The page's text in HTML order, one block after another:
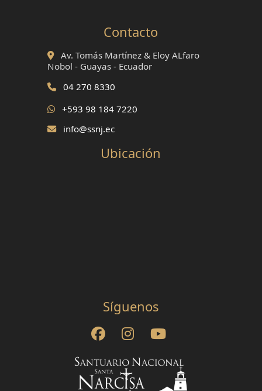
Contacto
Av. Tomás Martínez & Eloy ALfaro
Nobol - Guayas - Ecuador
04 270 8330
+593 98 184 7220
info@ssnj.ec
Ubicación
Síguenos